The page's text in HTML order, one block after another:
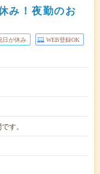
み！夜勤のお
日が休み WEB登録OK
す。